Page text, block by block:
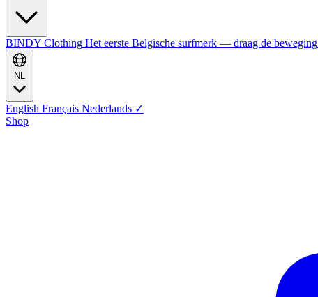
BINDY Clothing Het eerste Belgische surfmerk — draag de beweging
English Français Nederlands ✓
Shop